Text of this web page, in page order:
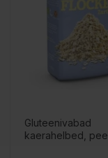
Gluteenivabad
kaerahelbed,